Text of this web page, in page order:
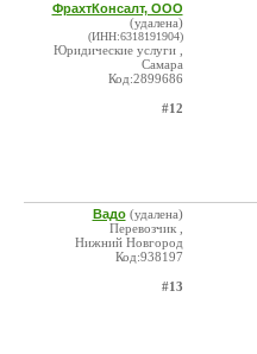
ФрахтКонсалт, ООО
(удалена)
(ИНН:6318191904)
Юридические услуги ,
Самара
Код:2899686
#12
Вадо (удалена)
Перевозчик ,
Нижний Новгород
Код:938197
#13